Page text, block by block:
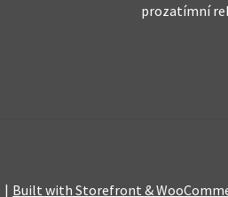
prozatímní
Built with Storefront &